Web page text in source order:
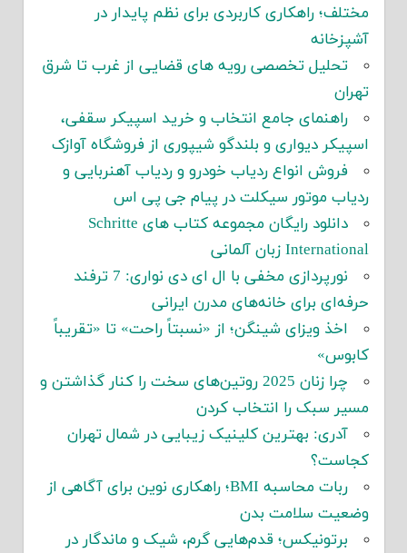
مختلف؛ راهکاری کاربردی برای نظم پایدار در
آشپزخانه
تحلیل تخصصی رویه های قضایی از غرب تا شرق
تهران
راهنمای جامع انتخاب و خرید اسپیکر سقفی،
اسپیکر دیواری و بلندگو شیپوری از فروشگاه آوازک
فروش انواع ردیاب خودرو و ردیاب آهنربایی و
ردیاب موتور سیکلت در پیام جی پی اس
دانلود رایگان مجموعه کتاب های Schritte
International زبان آلمانی
نورپردازی مخفی با ال ای دی نواری: 7 ترفند
حرفه‌ای برای خانه‌های مدرن ایرانی
اخذ ویزای شینگن؛ از «نسبتاً راحت» تا «تقریباً
کابوس»
چرا زنان 2025 روتین‌های سخت را کنار گذاشتن و
مسیر سبک را انتخاب کردن
آدری: بهترین کلینیک زیبایی در شمال تهران
کجاست؟
ربات محاسبه BMI؛ راهکاری نوین برای آگاهی از
وضعیت سلامت بدن
برتونیکس؛ قدم‌هایی گرم، شیک و ماندگار در